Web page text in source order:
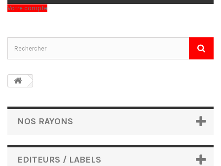
Votre compte
NOS RAYONS
EDITEURS / LABELS